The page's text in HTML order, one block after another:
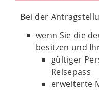
Bei der
wenn Sie die
besitzen und
gültiger
Reisepass
erweiterte